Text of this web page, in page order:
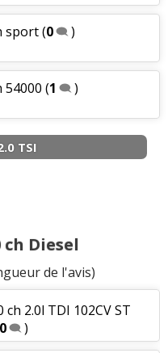
sport(0 )
54000 (1 )
TSI
ch Diesel
de l'avis)
ch 2.0l TDI 102CV ST
)